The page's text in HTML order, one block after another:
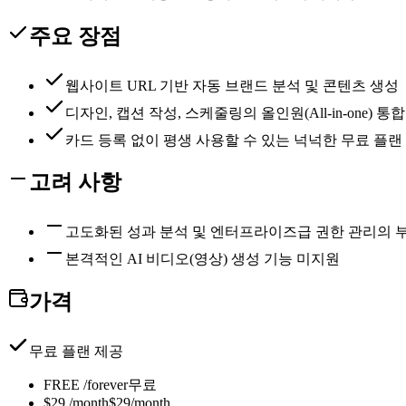
주요 장점
웹사이트 URL 기반 자동 브랜드 분석 및 콘텐츠 생성
디자인, 캡션 작성, 스케줄링의 올인원(All-in-one) 통합
카드 등록 없이 평생 사용할 수 있는 넉넉한 무료 플랜
고려 사항
고도화된 성과 분석 및 엔터프라이즈급 권한 관리의
본격적인 AI 비디오(영상) 생성 기능 미지원
가격
무료 플랜 제공
FREE /forever무료